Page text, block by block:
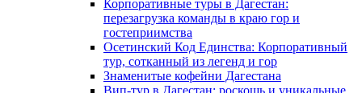
Корпоративные туры в Дагестан:
перезагрузка команды в краю гор и
гостеприимства
Осетинский Код Единства: Корпоративный
тур, сотканный из легенд и гор
Знаменитые кофейни Дагестана
Вип-тур в Дагестан: роскошь и уникальные